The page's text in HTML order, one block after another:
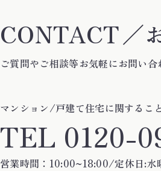
CONTACT／
ご質問やご相談等お気軽にお問い合
マンション/戸建て住宅に関すること
TEL 0120-
営業時間：10:00~18:00/定休日:水